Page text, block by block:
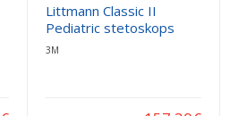
Littmann Classic II
Pediatric stetoskops
3M